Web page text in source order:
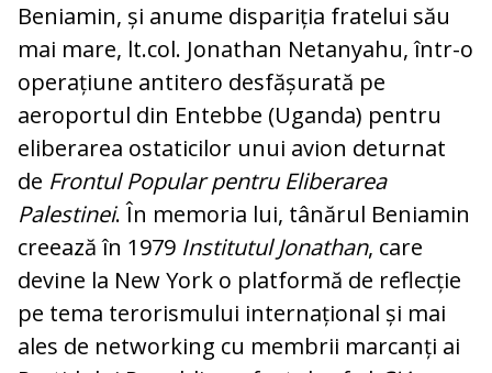
Beniamin, și anume dispariția fratelui său
mai mare, lt.col. Jonathan Netanyahu, într-o
operațiune antitero desfășurată pe
aeroportul din Entebbe (Uganda) pentru
eliberarea ostaticilor unui avion deturnat
de Frontul Popular pentru Eliberarea
Palestinei. În memoria lui, tânărul Beniamin
creează în 1979 Institutul Jonathan, care
devine la New York o platformă de reflecție
pe tema terorismului internațional și mai
ales de networking cu membrii marcanți ai